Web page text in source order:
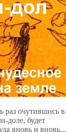
раз очутившись в
доле, будет
вновь и вновь...